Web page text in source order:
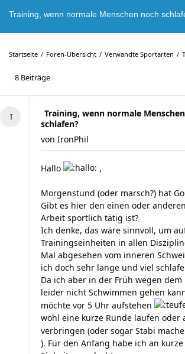
Training, wenn normale Menschen noch
Startseite Foren-Übersicht Verwandte Sportarten
8 Beiträge
Training, wenn normale
schlafen?
von IronPhil
Hallo ,
Morgenstund (oder marsch?) hat
Gibt es hier den einen oder
Arbeit sportlich tätig ist?
Ich denke, das wäre sinnvoll, um
Trainingseinheiten in allen
Mal abgesehen vom inneren
ich doch sehr lange und viel
Da ich aber in der Früh wegen dem
leider nicht Schwimmen gehen
möchte vor 5 Uhr aufstehen
wohl eine kurze Runde laufen oder
verbringen (oder sogar Stabi
). Für den Anfang habe ich an